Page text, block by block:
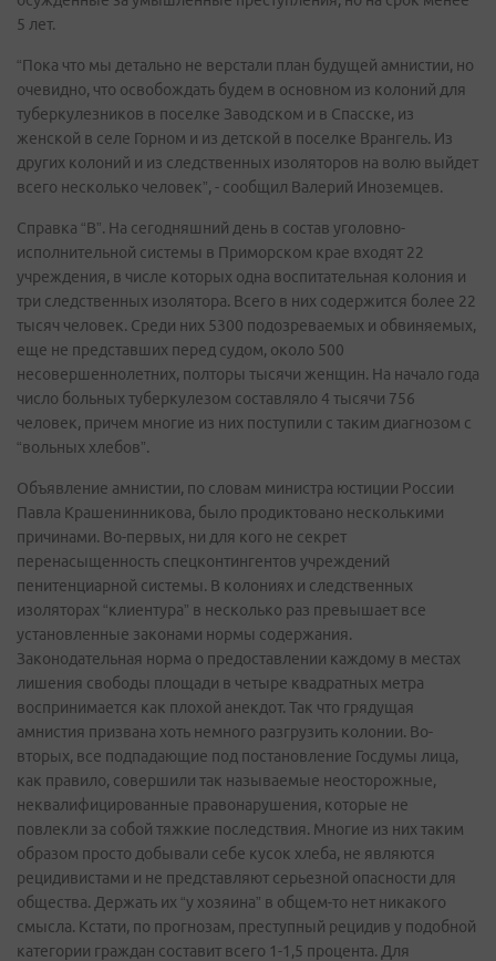
5 лет.
“Пока что мы детально не верстали план будущей амнистии, но
очевидно, что освобождать будем в основном из колоний для
туберкулезников в поселке Заводском и в Спасске, из
женской в селе Горном и из детской в поселке Врангель. Из
других колоний и из следственных изоляторов на волю выйдет
всего несколько человек”, - сообщил Валерий Иноземцев.
Справка “В”. На сегодняшний день в состав уголовно-
исполнительной системы в Приморском крае входят 22
учреждения, в числе которых одна воспитательная колония и
три следственных изолятора. Всего в них содержится более 22
тысяч человек. Среди них 5300 подозреваемых и обвиняемых,
еще не представших перед судом, около 500
несовершеннолетних, полторы тысячи женщин. На начало года
число больных туберкулезом составляло 4 тысячи 756
человек, причем многие из них поступили с таким диагнозом с
“вольных хлебов”.
Объявление амнистии, по словам министра юстиции России
Павла Крашенинникова, было продиктовано несколькими
причинами. Во-первых, ни для кого не секрет
перенасыщенность спецконтингентов учреждений
пенитенциарной системы. В колониях и следственных
изоляторах “клиентура” в несколько раз превышает все
установленные законами нормы содержания.
Законодательная норма о предоставлении каждому в местах
лишения свободы площади в четыре квадратных метра
воспринимается как плохой анекдот. Так что грядущая
амнистия призвана хоть немного разгрузить колонии. Во-
вторых, все подпадающие под постановление Госдумы лица,
как правило, совершили так называемые неосторожные,
неквалифицированные правонарушения, которые не
повлекли за собой тяжкие последствия. Многие из них таким
образом просто добывали себе кусок хлеба, не являются
рецидивистами и не представляют серьезной опасности для
общества. Держать их “у хозяина” в общем-то нет никакого
смысла. Кстати, по прогнозам, преступный рецидив у подобной
категории граждан составит всего 1-1,5 процента. Для